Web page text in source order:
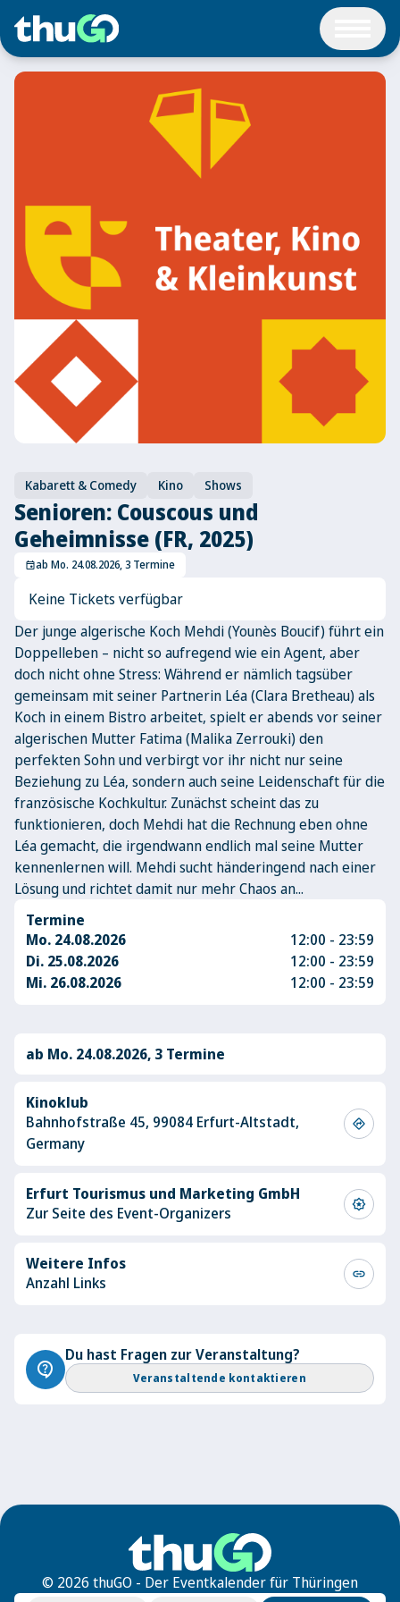
Kabarett & Comedy Kino Shows
Senioren: Couscous und
Geheimnisse (FR, 2025)
eventab Mo. 24.08.2026, 3 Termine
Keine Tickets verfügbar
Der junge algerische Koch Mehdi (Younès Boucif) führt ein
Doppelleben – nicht so aufregend wie ein Agent, aber
doch nicht ohne Stress: Während er nämlich tagsüber
gemeinsam mit seiner Partnerin Léa (Clara Bretheau) als
Koch in einem Bistro arbeitet, spielt er abends vor seiner
algerischen Mutter Fatima (Malika Zerrouki) den
perfekten Sohn und verbirgt vor ihr nicht nur seine
Beziehung zu Léa, sondern auch seine Leidenschaft für die
französische Kochkultur. Zunächst scheint das zu
funktionieren, doch Mehdi hat die Rechnung eben ohne
Léa gemacht, die irgendwann endlich mal seine Mutter
kennenlernen will. Mehdi sucht händeringend nach einer
Lösung und richtet damit nur mehr Chaos an...
Termine
Mo. 24.08.2026
12:00 - 23:59
Di. 25.08.2026
12:00 - 23:59
Mi. 26.08.2026
12:00 - 23:59
ab Mo. 24.08.2026, 3 Termine
Kinoklub
Bahnhofstraße 45, 99084 Erfurt-Altstadt,
Germany
directions
Erfurt Tourismus und Marketing GmbH
Zur Seite des Event-Organizers
award_star
Weitere Infos
Anzahl Links
link
contact_support
Du hast Fragen zur Veranstaltung?
Veranstaltende kontaktieren
© 2026 thuGO - Der Eventkalender für Thüringen